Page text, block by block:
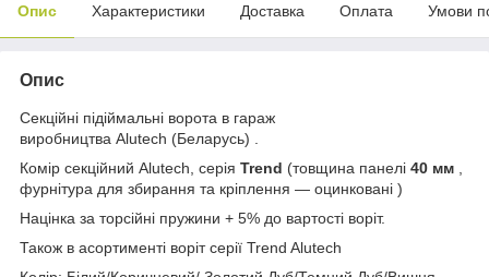
Опис Характеристики Доставка Оплата Умови
Опис
Секційні підіймальні ворота в гараж
виробництва Alutech (Беларусь) .
Комір секційний Alutech, серія Trend (товщина панелі 40 мм
фурнітура для збирання та кріплення — оцинковані )
Націнка за торсійні пружини + 5% до вартості воріт.
Також в асортименті воріт серії Trend Alutech